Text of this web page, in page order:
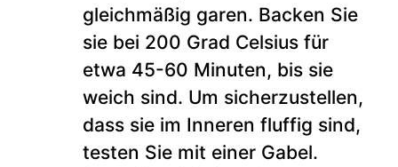
gleichmäßig garen. Backen Sie
sie bei 200 Grad Celsius für
etwa 45-60 Minuten, bis sie
weich sind. Um sicherzustellen,
dass sie im Inneren fluffig sind,
testen Sie mit einer Gabel.